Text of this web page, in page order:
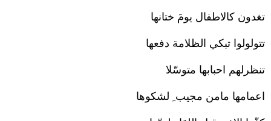
تغدون كالاطفال يومَ ختانها
تتولولوا تبكي الظلامة دفعها
تنظرلهم احبابها متوسّلا
اعمامها مامن مجيب ِ لشكوها